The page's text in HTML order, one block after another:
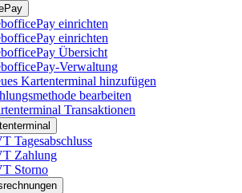
einrichten
einrichten
Übersicht
Verwaltung
Kartenterminal hinzufügen
bearbeiten
Transaktionen
Tagesabschluss
Zahlung
Storno